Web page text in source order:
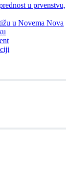
u prvenstvu,
u Novema Nova